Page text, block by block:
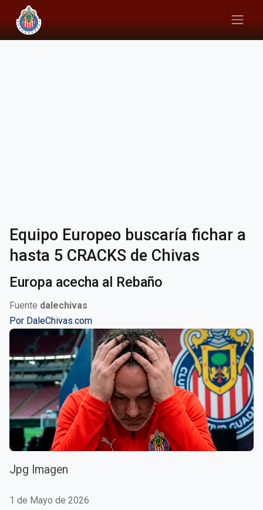
Equipo Europeo buscaría fichar a
hasta 5 CRACKS de Chivas
Europa acecha al Rebaño
Fuente dalechivas
Por DaleChivas.com
Jpg Imagen
1 de Mayo de 2026